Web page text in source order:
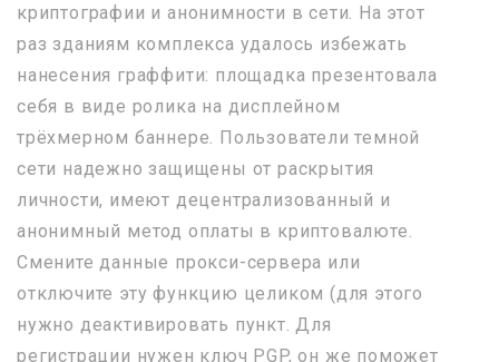
криптографии и анонимности в сети. На этот
раз зданиям комплекса удалось избежать
нанесения граффити: площадка презентовала
себя в виде ролика на дисплейном
трёхмерном баннере. Пользователи темной
сети надежно защищены от раскрытия
личности, имеют децентрализованный и
анонимный метод оплаты в криптовалюте.
Смените данные прокси-сервера или
отключите эту функцию целиком (для этого
нужно деактивировать пункт. Для
регистрации нужен ключ PGP, он же поможет